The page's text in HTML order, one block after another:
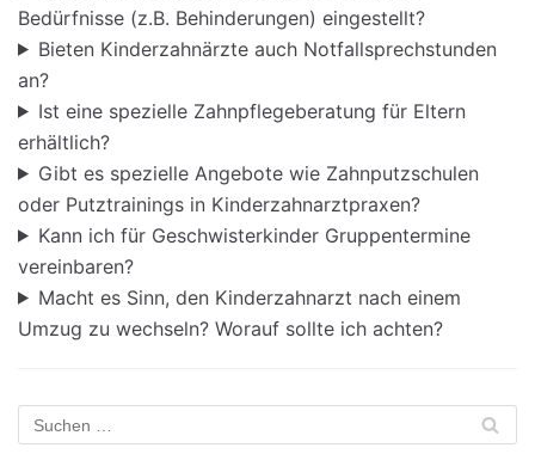
Bedürfnisse (z.B. Behinderungen) eingestellt?
Bieten Kinderzahnärzte auch Notfallsprechstunden
an?
Ist eine spezielle Zahnpflegeberatung für Eltern
erhältlich?
Gibt es spezielle Angebote wie Zahnputzschulen
oder Putztrainings in Kinderzahnarztpraxen?
Kann ich für Geschwisterkinder Gruppentermine
vereinbaren?
Macht es Sinn, den Kinderzahnarzt nach einem
Umzug zu wechseln? Worauf sollte ich achten?